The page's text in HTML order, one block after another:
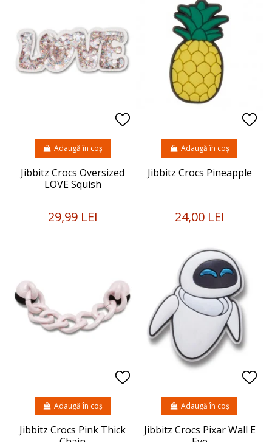
Jibbitz Crocs Oversized
LOVE Squish
29,99 LEI
Adaugă în coș
Jibbitz Crocs Pineapple
24,00 LEI
Adaugă în coș
Jibbitz Crocs Pink Thick
Adaugă în coș
Jibbitz Crocs Pixar Wall E
Adaugă în coș